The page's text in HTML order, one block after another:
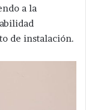
a la
de instalación.